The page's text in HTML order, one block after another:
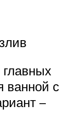
ванной с
–